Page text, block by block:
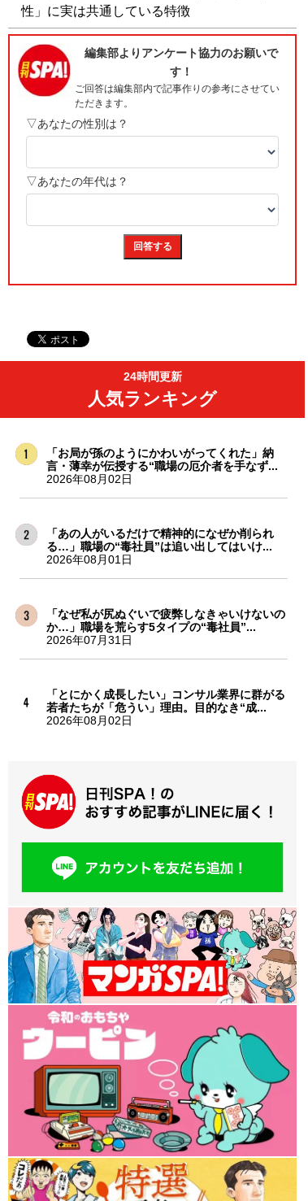
性」に実は共通している特徴
24時間更新
人気ランキング
「お局が孫のようにかわいがってくれた」納
言・薄幸が伝授する“職場の厄介者を手なず...
2026年08月02日
「あの人がいるだけで精神的になぜか削られ
る…」職場の“毒社員”は追い出してはいけ...
2026年08月01日
「なぜ私が尻ぬぐいで疲弊しなきゃいけないの
か…」職場を荒らす5タイプの“毒社員”...
2026年07月31日
「とにかく成長したい」コンサル業界に群がる
若者たちが「危うい」理由。目的なき“成...
2026年08月02日